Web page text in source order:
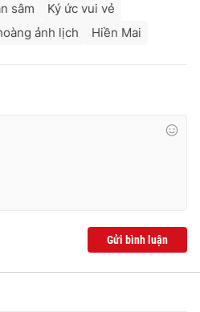
sâm
Ký ức vui vẻ
ảnh lịch Hiền Mai
Gửi bình luận